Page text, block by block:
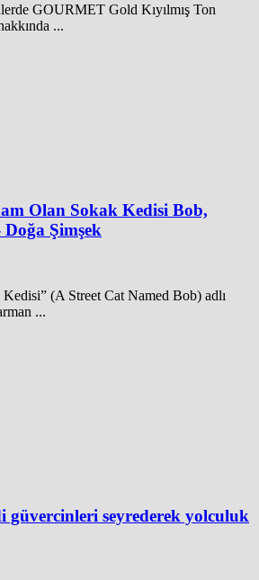
GOURMET Gold Kıyılmış Ton
...
Olan Sokak Kedisi Bob,
Şimşek
(A Street Cat Named Bob) adlı
...
güvercinleri seyrederek yolculuk